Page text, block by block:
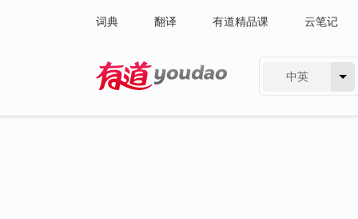
词典 翻译 有道精品课 云笔记
中英